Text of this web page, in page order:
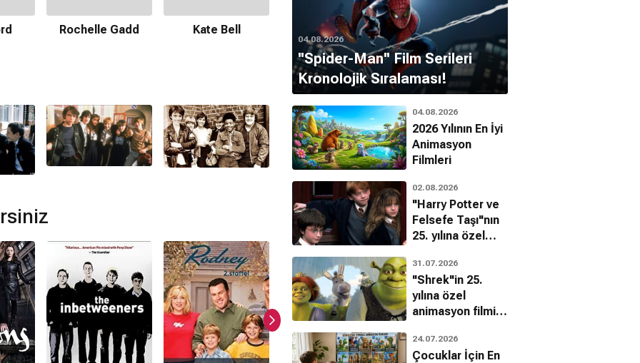
Rochelle Gadd Kate Bell
Michael Sheard
04.08.2026
''Spider-Man'' Film Serileri
Kronolojik Sıralaması!
04.08.2026
2026 Yılının En İyi
Animasyon
Filmleri
02.08.2026
"Harry Potter ve
Felsefe Taşı"nın
25. yılına özel
bilinmeyenleri!
31.07.2026
"Shrek"in 25.
yılına özel
animasyon filmin
24.07.2026
Çocuklar İçin En